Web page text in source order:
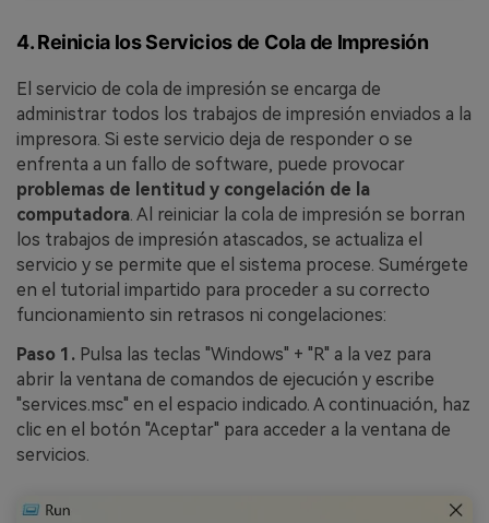
4. Reinicia los Servicios de Cola de Impresión
El servicio de cola de impresión se encarga de
administrar todos los trabajos de impresión enviados a la
impresora. Si este servicio deja de responder o se
enfrenta a un fallo de software, puede provocar
problemas de lentitud y congelación de la
computadora. Al reiniciar la cola de impresión se borran
los trabajos de impresión atascados, se actualiza el
servicio y se permite que el sistema procese. Sumérgete
en el tutorial impartido para proceder a su correcto
funcionamiento sin retrasos ni congelaciones:
Paso 1. Pulsa las teclas "Windows" + "R" a la vez para
abrir la ventana de comandos de ejecución y escribe
"services.msc" en el espacio indicado. A continuación, haz
clic en el botón "Aceptar" para acceder a la ventana de
servicios.